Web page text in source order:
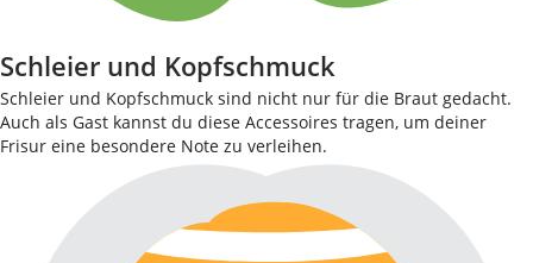
Schleier und Kopfschmuck
Schleier und Kopfschmuck sind nicht nur für die Braut gedacht.
Auch als Gast kannst du diese Accessoires tragen, um deiner
Frisur eine besondere Note zu verleihen.